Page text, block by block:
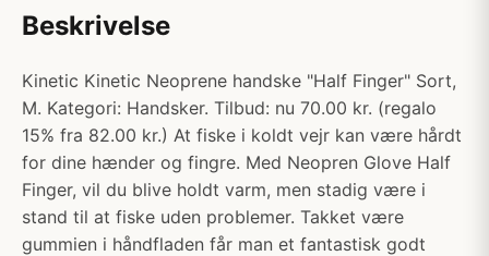
Beskrivelse
Kinetic Kinetic Neoprene handske "Half Finger" Sort,
M. Kategori: Handsker. Tilbud: nu 70.00 kr. (regalo
15% fra 82.00 kr.) At fiske i koldt vejr kan være hårdt
for dine hænder og fingre. Med Neopren Glove Half
Finger, vil du blive holdt varm, men stadig være i
stand til at fiske uden problemer. Takket være
gummien i håndfladen får man et fantastisk godt